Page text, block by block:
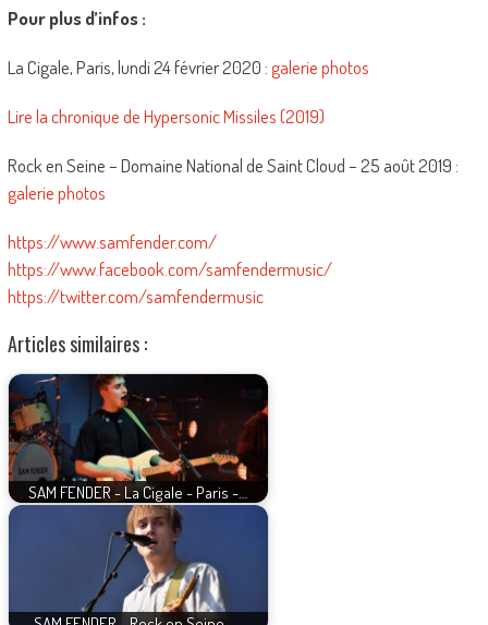
Pour plus d’infos :
La Cigale, Paris, lundi 24 février 2020 :galerie photos
Lire la chronique de Hypersonic Missiles (2019)
Rock en Seine – Domaine National de Saint Cloud – 25 août 2019 :
galerie photos
https://www.samfender.com/
https://www.facebook.com/samfendermusic/
https://twitter.com/samfendermusic
Articles similaires :
SAM FENDER - La Cigale - Paris -…